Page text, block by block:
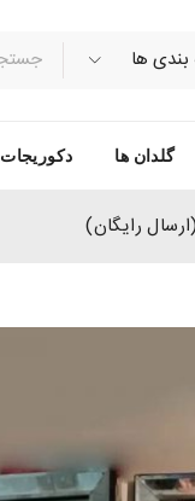
گلدان ها دکوریجات